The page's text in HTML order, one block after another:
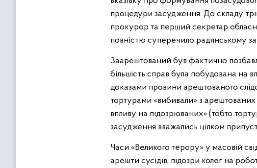
процедури засудження. До складу
прокурор та перший секретар
повністю суперечило радянському
Заарештований був фактично
більшість справ була побудована на
доказами провини арештованого
тортурами «вибивали» з арештованих
впливу на підозрюваних» (тобто
засудження вважались цілком
Часи «Великого терору» у масовій
арешти сусідів, підозри колег на